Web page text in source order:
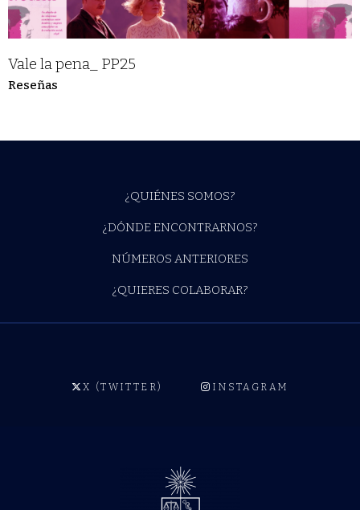
Vale la pena_ PP25
Reseñas
¿QUIÉNES SOMOS?
¿DÓNDE ENCONTRARNOS?
NÚMEROS ANTERIORES
¿QUIERES COLABORAR?
X (TWITTER) INSTAGRAM